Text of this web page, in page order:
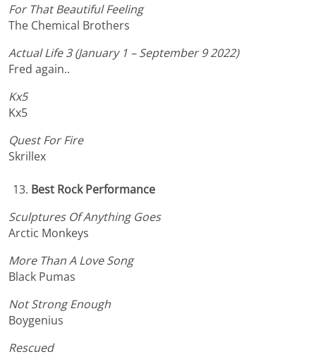
For That Beautiful Feeling
The Chemical Brothers
Actual Life 3 (January 1 – September 9 2022)
Fred again..
Kx5
Kx5
Quest For Fire
Skrillex
Best Rock Performance
Sculptures Of Anything Goes
Arctic Monkeys
More Than A Love Song
Black Pumas
Not Strong Enough
Boygenius
Rescued